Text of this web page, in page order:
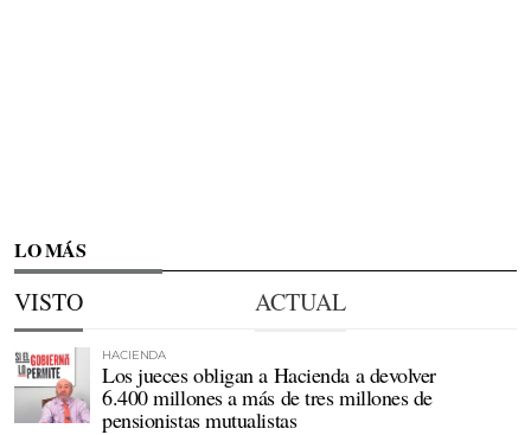
LO MÁS
VISTO ACTUAL
HACIENDA
Los jueces obligan a Hacienda a devolver
6.400 millones a más de tres millones de
pensionistas mutualistas